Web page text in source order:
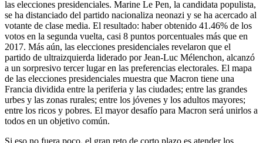
las elecciones presidenciales. Marine Le Pen, la candidata populista,
se ha distanciado del partido nacionaliza neonazi y se ha acercado al
votante de clase media. El resultado: haber obtenido 41.46% de los
votos en la segunda vuelta, casi 8 puntos porcentuales más que en
2017. Más aún, las elecciones presidenciales revelaron que el
partido de ultraizquierda liderado por Jean-Luc Mélenchon, alcanzó
a un sorpresivo tercer lugar en las preferencias electorales. El mapa
de las elecciones presidenciales muestra que Macron tiene una
Francia dividida entre la periferia y las ciudades; entre las grandes
urbes y las zonas rurales; entre los jóvenes y los adultos mayores;
entre los ricos y pobres. El mayor desafío para Macron será unirlos a
todos en un objetivo común.